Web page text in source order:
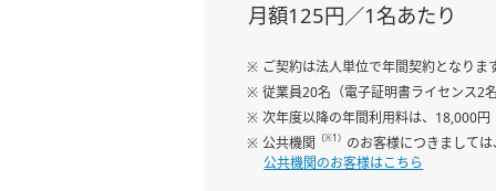
月額125円／1名あたり
※ ご契約は法人単位で年間契約となりま
※ 従業員20名（電子証明書ライセンス2
※ 次年度以降の年間利用料は、18,000円
※ 公共機関
（※1） のお客様につきまして
公共機関のお客様はこちら